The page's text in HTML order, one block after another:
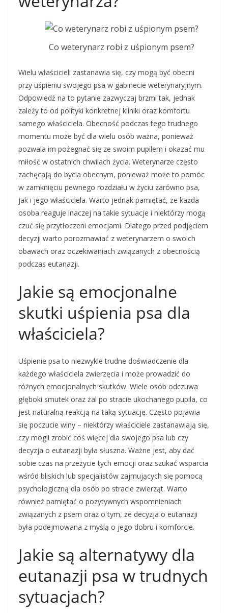
Co weterynarz robi z uśpionym psem?
Wielu właścicieli zastanawia się, czy mogą być obecni
przy uśpieniu swojego psa w gabinecie weterynaryjnym.
Odpowiedź na to pytanie zazwyczaj brzmi tak, jednak
zależy to od polityki konkretnej kliniki oraz komfortu
samego właściciela. Obecność podczas tego trudnego
momentu może być dla wielu osób ważna, ponieważ
pozwala im pożegnać się ze swoim pupilem i okazać mu
miłość w ostatnich chwilach życia. Weterynarze często
zachęcają do bycia obecnym, ponieważ może to pomóc
w zamknięciu pewnego rozdziału w życiu zarówno psa,
jak i jego właściciela. Warto jednak pamiętać, że każda
osoba reaguje inaczej na takie sytuacje i niektórzy mogą
czuć się przytłoczeni emocjami. Dlatego przed podjęciem
decyzji warto porozmawiać z weterynarzem o swoich
obawach oraz oczekiwaniach związanych z obecnością
podczas eutanazji.
Jakie są emocjonalne
skutki uśpienia psa dla
właściciela?
Uśpienie psa to niezwykle trudne doświadczenie dla
każdego właściciela zwierzęcia i może prowadzić do
różnych emocjonalnych skutków. Wiele osób odczuwa
głęboki smutek oraz żal po stracie ukochanego pupila, co
jest naturalną reakcją na taką sytuację. Często pojawia
się poczucie winy – niektórzy właściciele zastanawiają się,
czy mogli zrobić coś więcej dla swojego psa lub czy
decyzja o eutanazji była słuszna. Ważne jest, aby dać
sobie czas na przeżycie tych emocji oraz szukać wsparcia
wśród bliskich lub specjalistów zajmujących się pomocą
psychologiczną dla osób po stracie zwierząt. Warto
również pamiętać o pozytywnych wspomnieniach
związanych z psem oraz o tym, że decyzja o eutanazji
była podejmowana z myślą o jego dobru i komforcie.
Jakie są alternatywy dla
eutanazji psa w trudnych
sytuacjach?